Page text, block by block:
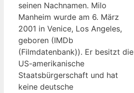
seinen Nachnamen. Milo
Manheim wurde am 6. März
2001 in Venice, Los Angeles,
geboren (IMDb
(Filmdatenbank)). Er besitzt die
US-amerikanische
Staatsbürgerschaft und hat
keine deutsche